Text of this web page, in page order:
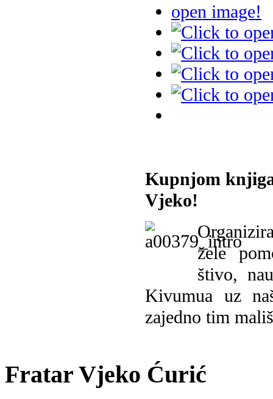
Kupnjom
Vjeko!
žele
štivo,
Kivumua uz
zajedno tim
Fratar Vjeko Ćurić